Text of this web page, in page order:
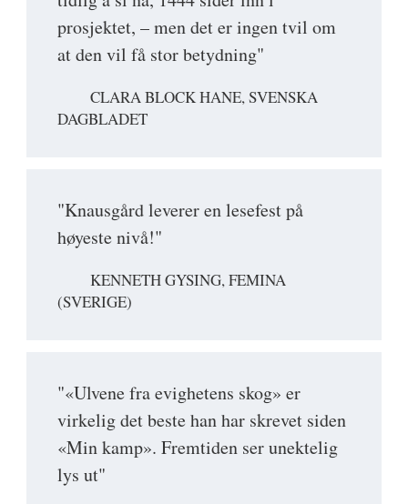
prosjektet, – men det er ingen tvil om
at den vil få stor betydning"
CLARA BLOCK HANE, SVENSKA
DAGBLADET
"Knausgård leverer en lesefest på
høyeste nivå!"
KENNETH GYSING, FEMINA
(SVERIGE)
"«Ulvene fra evighetens skog» er
virkelig det beste han har skrevet siden
«Min kamp». Fremtiden ser unektelig
lys ut"